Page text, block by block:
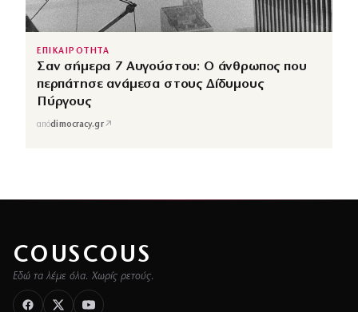
ΕΠΙΚΑΙΡΟΤΗΤΑ
Σαν σήμερα 7 Αυγούστου: Ο άνθρωπος που
περπάτησε ανάμεσα στους Δίδυμους
Πύργους
απόdimocracy.gr↗
COUSCOUS
Εδώ τα λέμε όλα. Χωρίς ρετούς.